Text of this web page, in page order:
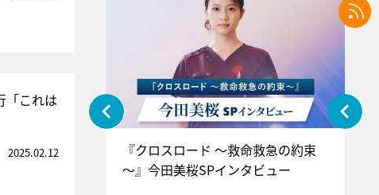
「これは
2025.02.12
んぐ』＝LOV
『クロスロード ～救命救急の約束
～』今田美桜SPインタビュー